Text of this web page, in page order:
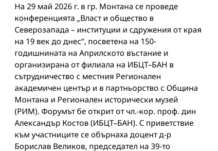
На 29 май 2026 г. в гр. Монтана се проведе
конференцията „Власт и общество в
Северозапада – институции и сдружения от края
на 19 век до днес“, посветена на 150-
годишнината на Априлското въстание и
организирана от филиала на ИБЦТ–БАН в
сътрудничество с местния Регионален
академичен център и в партньорство с Община
Монтана и Регионален исторически музей
(РИМ). Форумът бе открит от чл.-кор. проф. дин
Александър Костов (ИБЦТ–БАН). С приветствие
към участниците се обърнаха доцент д-р
Борислав Великов, председател на 39-то